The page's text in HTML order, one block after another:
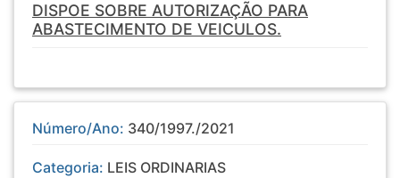
DISPOE SOBRE AUTORIZAÇÃO PARA
ABASTECIMENTO DE VEICULOS.
Número/Ano: 340/1997./2021
Categoria: LEIS ORDINARIAS